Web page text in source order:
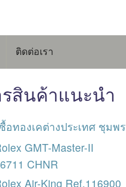
ติดต่อเรา
สินค้าแนะนำ
อทองเคต่างประเทศ ชุมพร
GMT-Master-II
CHNR
Air-King Ref.116900